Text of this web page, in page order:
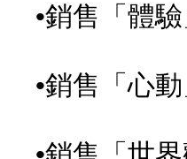
銷售「體驗
銷售「心動